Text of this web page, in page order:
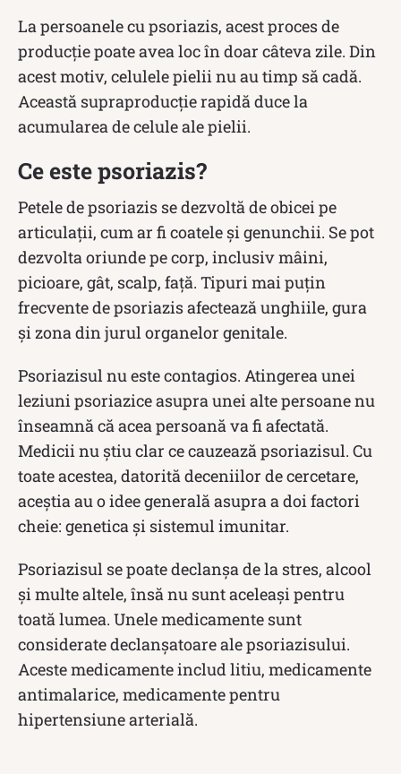
La persoanele cu psoriazis, acest proces de
producție poate avea loc în doar câteva zile. Din
acest motiv, celulele pielii nu au timp să cadă.
Această supraproducție rapidă duce la
acumularea de celule ale pielii.
Ce este psoriazis?
Petele de psoriazis se dezvoltă de obicei pe
articulații, cum ar fi coatele și genunchii. Se pot
dezvolta oriunde pe corp, inclusiv mâini,
picioare, gât, scalp, față. Tipuri mai puțin
frecvente de psoriazis afectează unghiile, gura
și zona din jurul organelor genitale.
Psoriazisul nu este contagios. Atingerea unei
leziuni psoriazice asupra unei alte persoane nu
înseamnă că acea persoană va fi afectată.
Medicii nu știu clar ce cauzează psoriazisul. Cu
toate acestea, datorită deceniilor de cercetare,
aceștia au o idee generală asupra a doi factori
cheie: genetica și sistemul imunitar.
Psoriazisul se poate declanșa de la stres, alcool
și multe altele, însă nu sunt aceleași pentru
toată lumea. Unele medicamente sunt
considerate declanșatoare ale psoriazisului.
Aceste medicamente includ litiu, medicamente
antimalarice, medicamente pentru
hipertensiune arterială.